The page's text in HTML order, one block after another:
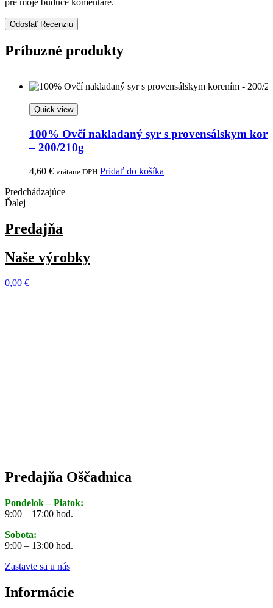
pre moje budúce komentáre.
Odoslať Recenziu
Príbuzné produkty
Quick view
100% Ovčí nakladaný syr s provensálskym
– 200/210g
4,60 € vrátane DPH Pridať do košíka
Predchádzajúce
Ďalej
Predajňa
Naše výrobky
0,00 €
Predajňa Oščadnica
Pondelok – Piatok:
9:00 – 17:00 hod.
Sobota:
9:00 – 13:00 hod.
Zastavte sa u nás
Informácie